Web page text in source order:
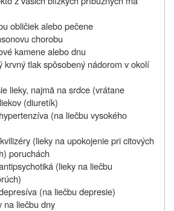
obličiek alebo pečene
chorobu
kamene alebo dnu
krvný tlak spôsobený nádorom v okolí
lieky, najmä na srdce (vrátane
(diuretík)
(na liečbu vysokého
(lieky na upokojenie pri citových
poruchách
(lieky na liečbu
(na liečbu depresie)
na liečbu dny